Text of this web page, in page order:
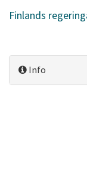
Finlands
Info